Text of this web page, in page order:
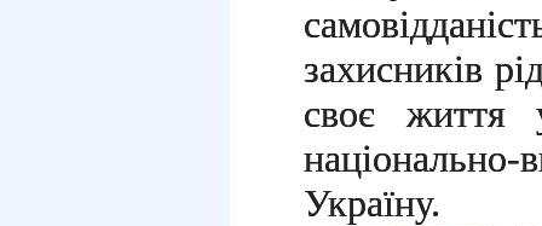
захисників
своє життя
Україну.